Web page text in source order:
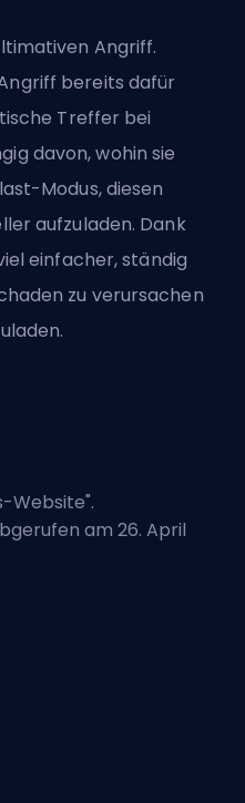
Angriff.
bereits dafür
Treffer bei
davon, wohin sie
Modus, diesen
aufzuladen. Dank
einfacher, ständig
zu verursachen
Website".
am 26. April